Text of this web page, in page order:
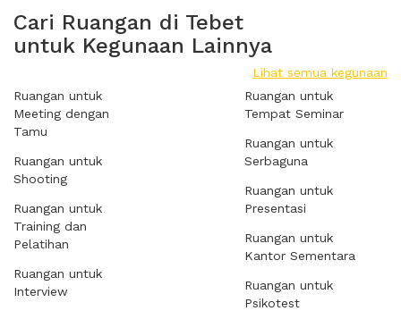
Cari Ruangan di Tebet
untuk Kegunaan Lainnya
Lihat semua kegunaan
Ruangan untuk
Meeting dengan
Tamu
Ruangan untuk
Shooting
Ruangan untuk
Training dan
Pelatihan
Ruangan untuk
Interview
Ruangan untuk
Tempat Seminar
Ruangan untuk
Serbaguna
Ruangan untuk
Presentasi
Ruangan untuk
Kantor Sementara
Ruangan untuk
Psikotest